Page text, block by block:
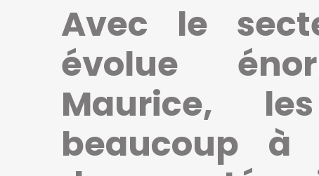
Avec le
évolue
Maurice,
beaucoup à